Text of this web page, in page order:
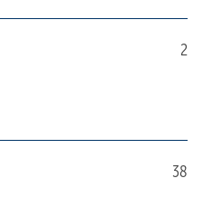
2
38